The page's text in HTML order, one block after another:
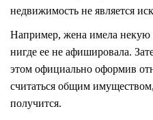
недвижимость не является
Например, жена имела некую
нигде ее не афишировала.
этом официально оформив
считаться общим
получится.